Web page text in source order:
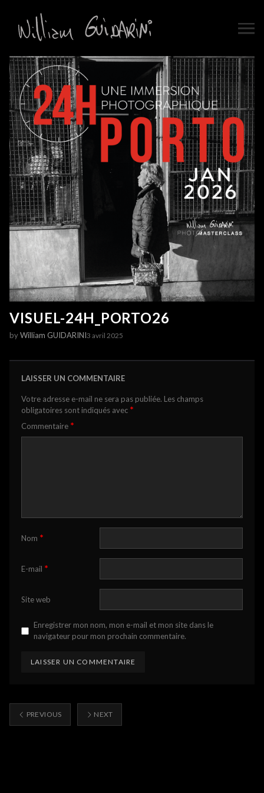
VISUEL-24H_PORTO26
byWilliam GUIDARINI3 avril 2025
LAISSER UN COMMENTAIRE
Votre adresse e-mail ne sera pas publiée. Les champs
obligatoires sont indiqués avec *
Commentaire *
Nom *
E-mail *
Site web
Enregistrer mon nom, mon e-mail et mon site dans le
navigateur pour mon prochain commentaire.
PREVIOUS NEXT